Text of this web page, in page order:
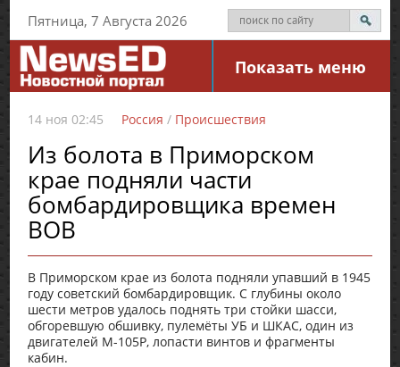
Пятница, 7 Августа 2026
Показать меню
14 ноя 02:45 Россия / Происшествия
Из болота в Приморском
крае подняли части
бомбардировщика времен
ВОВ
В Приморском крае из болота подняли упавший в 1945
году советский бомбардировщик. С глубины около
шести метров удалось поднять три стойки шасси,
обгоревшую обшивку, пулемёты УБ и ШКАС, один из
двигателей М-105Р, лопасти винтов и фрагменты
кабин.